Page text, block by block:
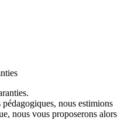
nous estimions
nous vous proposerons alors